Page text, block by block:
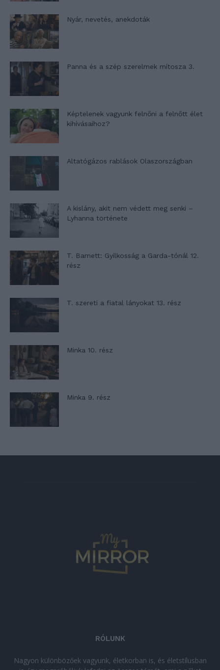
Nyár, nevetés, anekdoták
Panna és a szép szerelmek mítosza 3.
Képtelenek vagyunk felnőni a felnőtt élet
kihívásaihoz?
Altatógázos rablások Olaszországban
A kislány, akit nem védett meg senki –
Lyhanna története
T. Barnett: Gyilkosság a Garda-tónál 12.
rész
T. szereti a fiatal lányokat 13. rész
Minka 10. rész
Minka 9. rész
RÓLUNK
Nagyon különbözőek vagyunk, életkorban is, és életstílusban